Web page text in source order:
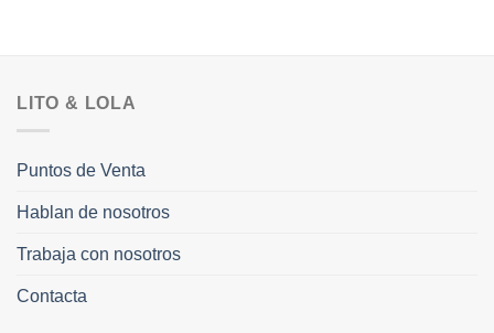
LITO & LOLA
Puntos de Venta
Hablan de nosotros
Trabaja con nosotros
Contacta